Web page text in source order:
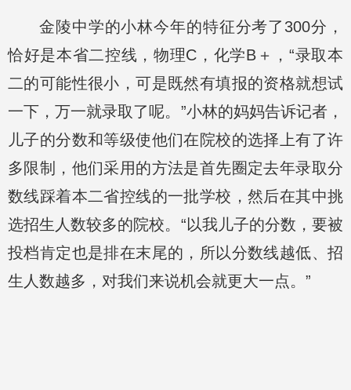
金陵中学的小林今年的特征分考了300分，
恰好是本省二控线，物理C，化学B＋，“录取本
二的可能性很小，可是既然有填报的资格就想试
一下，万一就录取了呢。”小林的妈妈告诉记者，
儿子的分数和等级使他们在院校的选择上有了许
多限制，他们采用的方法是首先圈定去年录取分
数线踩着本二省控线的一批学校，然后在其中挑
选招生人数较多的院校。“以我儿子的分数，要被
投档肯定也是排在末尾的，所以分数线越低、招
生人数越多，对我们来说机会就更大一点。”